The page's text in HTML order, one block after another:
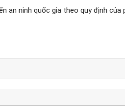
an ninh quốc gia theo quy định của